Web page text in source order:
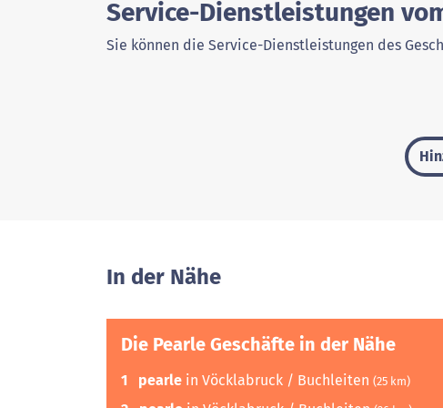
Service-Dienstleistungen
Sie können die Service-Dienstleistungen des
In der Nähe
Die Pearle Geschäfte in der Nähe
1 pearle in Vöcklabruck / Buchleiten (25 km)